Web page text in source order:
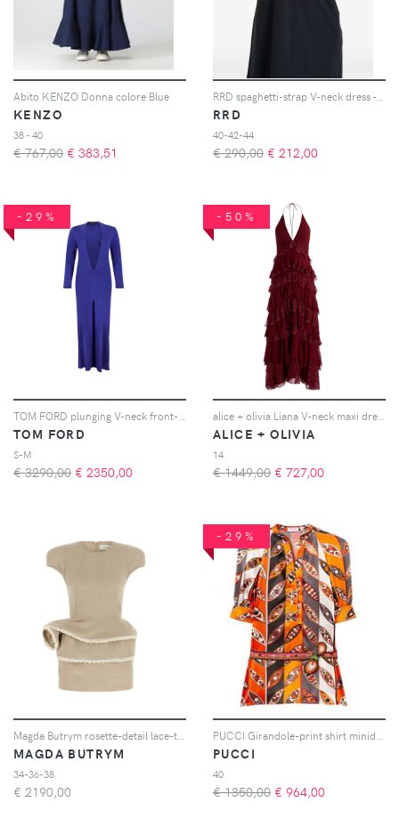
Abito KENZO Donna colore Blue
KENZO
38 - 40
€ 767,00 € 383,51
RRD
40-42-44
€ 290,00 € 212,00
-29%
TOM FORD
S-M
€ 3290,00 € 2350,00
-50%
ALICE + OLIVIA
14
€ 1449,00 € 727,00
MAGDA BUTRYM
34-36-38
€ 2190,00
-29%
PUCCI
40
€ 1350,00 € 964,00